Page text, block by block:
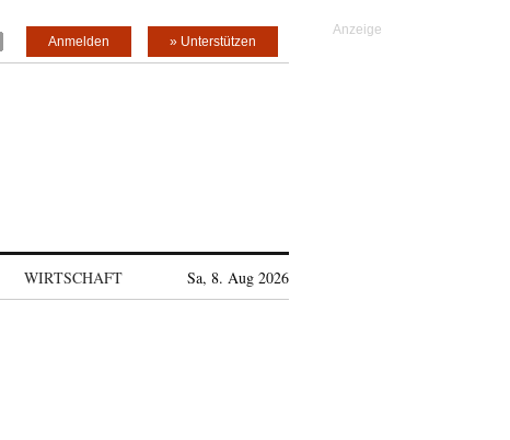
» Unterstützen
Anmelden
WIRTSCHAFT Sa, 8. Aug 2026